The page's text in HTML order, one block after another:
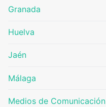
Granada
Huelva
Jaén
Málaga
Medios de Comunicación